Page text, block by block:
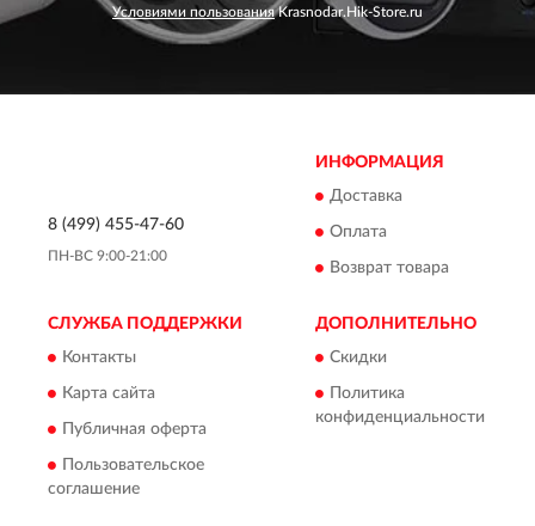
Условиями пользованияKrasnodar.Hik-Store.ru
8 (499) 455-47-60
ПН-ВС 9:00-21:00
ИНФОРМАЦИЯ
Доставка
Оплата
Возврат товара
СЛУЖБА ПОДДЕРЖКИ
Контакты
Карта сайта
Публичная оферта
Пользовательское
соглашение
ДОПОЛНИТЕЛЬНО
Скидки
Политика
конфиденциальности